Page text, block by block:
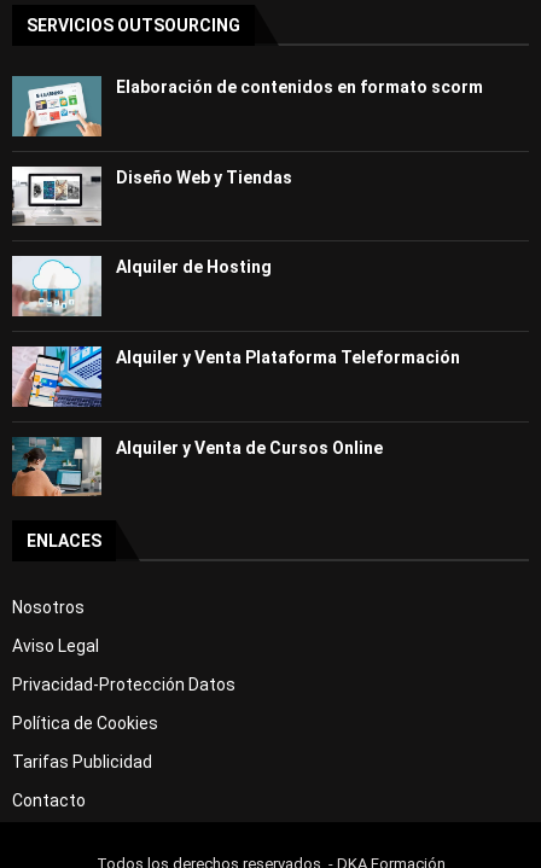
SERVICIOS OUTSOURCING
Elaboración de contenidos en formato scorm
Diseño Web y Tiendas
Alquiler de Hosting
Alquiler y Venta Plataforma Teleformación
Alquiler y Venta de Cursos Online
ENLACES
Nosotros
Aviso Legal
Privacidad-Protección Datos
Política de Cookies
Tarifas Publicidad
Contacto
Todos los derechos reservados .- DKA Formación